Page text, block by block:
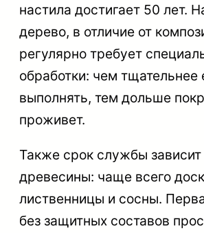
настила достигает 50 лет.
дерево, в отличие от
регулярно требует
обработки: чем тщательнее
выполнять, тем дольше
проживет.
Также срок службы
древесины: чаще всего
лиственницы и сосны.
без защитных составов